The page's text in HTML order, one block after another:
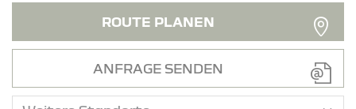
ROUTE PLANEN
ANFRAGE SENDEN